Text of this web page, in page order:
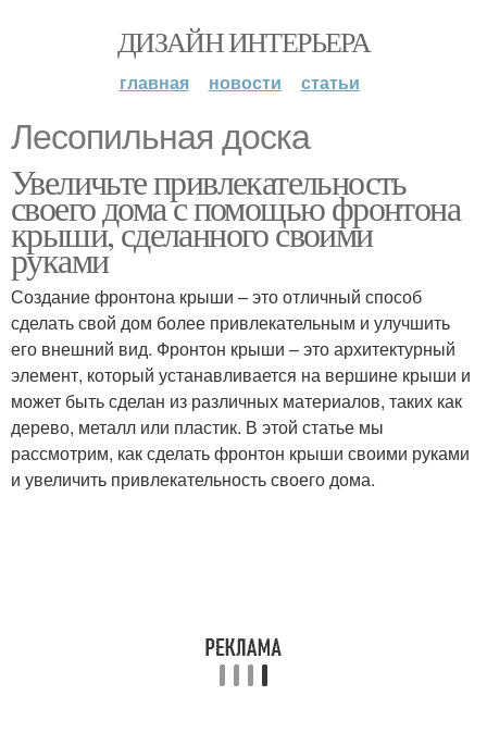
ДИЗАЙН ИНТЕРЬЕРА
главная новости статьи
Лесопильная доска
Увеличьте привлекательность
своего дома с помощью фронтона
крыши, сделанного своими
руками
Создание фронтона крыши – это отличный способ
сделать свой дом более привлекательным и улучшить
его внешний вид. Фронтон крыши – это архитектурный
элемент, который устанавливается на вершине крыши и
может быть сделан из различных материалов, таких как
дерево, металл или пластик. В этой статье мы
рассмотрим, как сделать фронтон крыши своими руками
и увеличить привлекательность своего дома.